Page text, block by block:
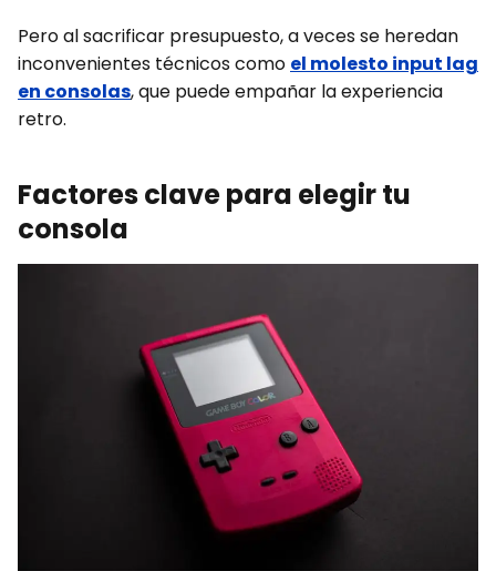
Pero al sacrificar presupuesto, a veces se heredan
inconvenientes técnicos como el molesto input lag
en consolas, que puede empañar la experiencia
retro.
Factores clave para elegir tu
consola